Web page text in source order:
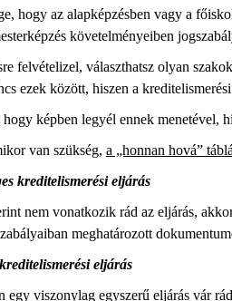
hogy az alapképzésben vagy a
követelményeiben
felvételizel, választhatsz olyan
ezek között, hiszen a
képben legyél ennek menetével,
van szükség, a „honnan hová”
kreditelismerési eljárás
nem vonatkozik rád az eljárás,
meghatározott
eljárás
egy viszonylag egyszerű eljárás vár